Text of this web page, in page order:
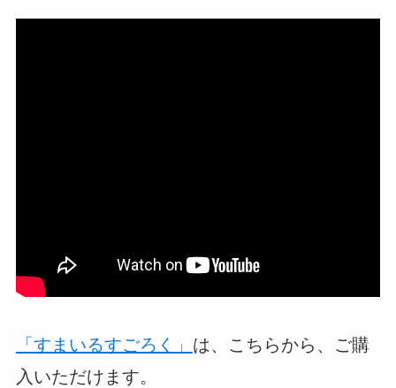
「すまいるすごろく」 は、こちらから、ご購
入いただけます。